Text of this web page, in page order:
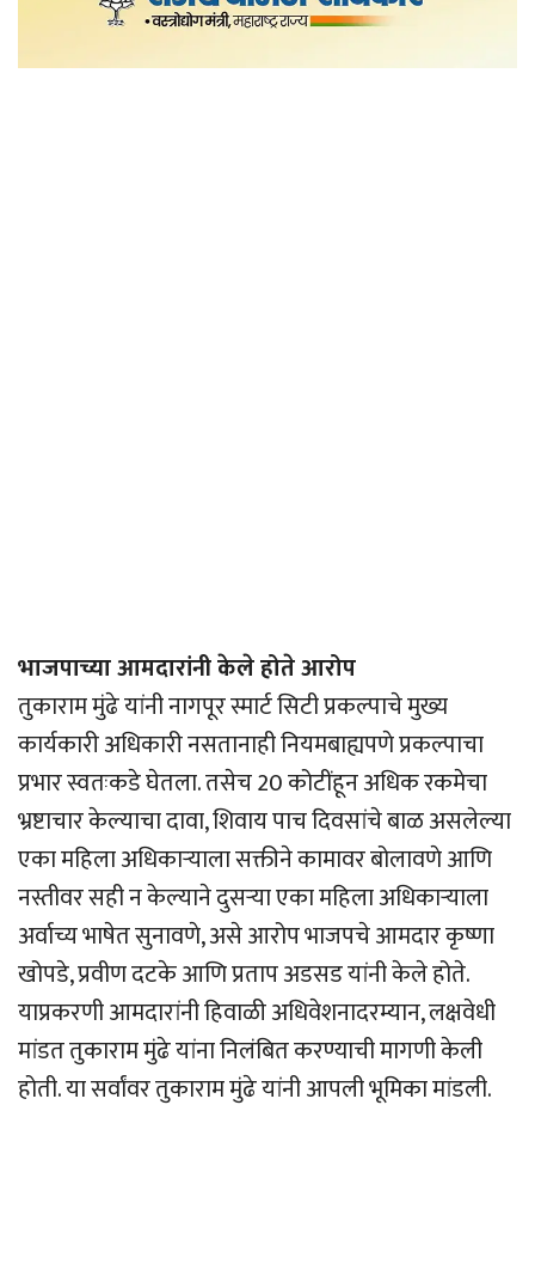
भाजपाच्या आमदारांनी केले होते आरोप
तुकाराम मुंढे यांनी नागपूर स्मार्ट सिटी प्रकल्पाचे मुख्य
कार्यकारी अधिकारी नसतानाही नियमबाह्यपणे प्रकल्पाचा
प्रभार स्वतःकडे घेतला. तसेच 20 कोटींहून अधिक रकमेचा
भ्रष्टाचार केल्याचा दावा, शिवाय पाच दिवसांचे बाळ असलेल्या
एका महिला अधिकार्‍याला सक्तीने कामावर बोलावणे आणि
नस्तीवर सही न केल्याने दुसर्‍या एका महिला अधिकार्‍याला
अर्वाच्य भाषेत सुनावणे, असे आरोप भाजपचे आमदार कृष्णा
खोपडे, प्रवीण दटके आणि प्रताप अडसड यांनी केले होते.
याप्रकरणी आमदारांनी हिवाळी अधिवेशनादरम्यान, लक्षवेधी
मांडत तुकाराम मुंढे यांना निलंबित करण्याची मागणी केली
होती. या सर्वांवर तुकाराम मुंढे यांनी आपली भूमिका मांडली.